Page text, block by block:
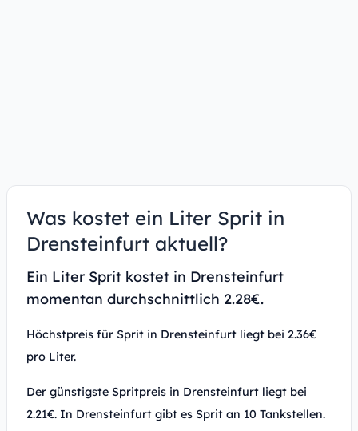
Was kostet ein Liter Sprit in
Drensteinfurt aktuell?
Ein Liter Sprit kostet in Drensteinfurt
momentan durchschnittlich 2.28€.
Höchstpreis für Sprit in Drensteinfurt liegt bei 2.36€
pro Liter.
Der günstigste Spritpreis in Drensteinfurt liegt bei
2.21€. In Drensteinfurt gibt es Sprit an 10 Tankstellen.